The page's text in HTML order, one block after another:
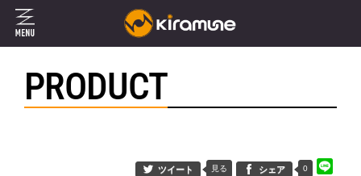
PRODUCT
シェア 0
ツイート 見る